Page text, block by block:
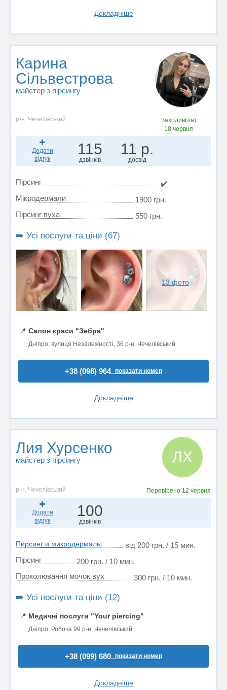
Докладніше
Карина
Сільвестрова
майстер з пірсингу
р-н. Чечелівський
Заходив(ла)
18 червня
Додати
відгук
115
дзвінків
11 р.
досвід
Пірсинг
✔️
Мікродермали
1900 грн.
Пiрсинг вуха
550 грн.
➡️ Усі послуги та ціни (67)
13 фото
📍 Салон краси "Зебра"
Дніпро, вулиця Незалежності, 36 р-н. Чечелівський
+38 (098) 964..показати номер
Докладніше
Лия Хурсенко
майстер з пірсингу ЛХ
р-н. Чечелівський Перевірено 12 червня
Додати
відгук
100
дзвінків
Пирсинг и микродермалы
від 200 грн. / 15 мин.
Пірсинг
200 грн. / 10 мин.
Проколювання мочок вух
300 грн. / 10 мин.
➡️ Усі послуги та ціни (12)
📍 Медичні послуги "Your piercing"
Дніпро, Робоча 99 р-н. Чечелівський
+38 (099) 680..показати номер
Докладніше